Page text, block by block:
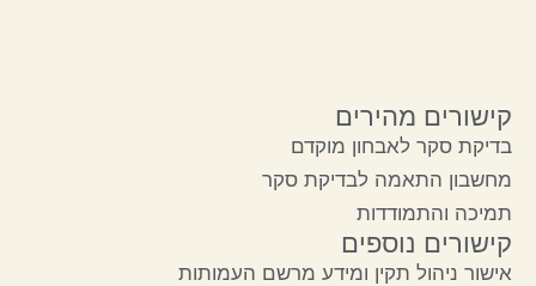
קישורים מהירים
בדיקת סקר לאבחון מוקדם
מחשבון התאמה לבדיקת סקר
תמיכה והתמודדות
קישורים נוספים
אישור ניהול תקין ומידע מרשם העמותות